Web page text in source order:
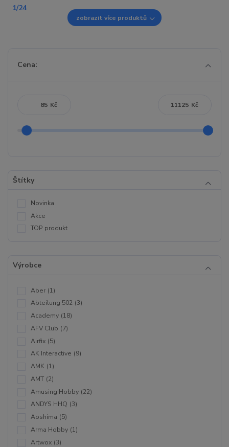
zobrazit více produktů
Cena:
Kč Kč
Štítky
Novinka
Akce
TOP produkt
Výrobce
Aber (1)
Abteilung 502 (3)
Academy (18)
AFV Club (7)
Airfix (5)
AK Interactive (9)
AMK (1)
AMT (2)
Amusing Hobby (22)
ANDYS HHQ (3)
Aoshima (5)
Arma Hobby (1)
Artwox (3)